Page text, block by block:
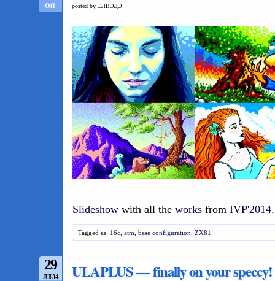
Off
posted by ЭЛВЭДЭ
Slideshow with all the works from IVP'2014.
Tagged as: 16c atm base configuration ZX81
29
JUL/14
ULAPLUS — finally on your speccy!